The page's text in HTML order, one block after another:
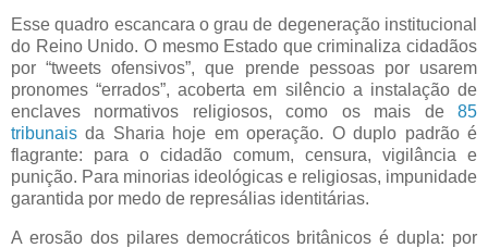
Esse quadro escancara o grau de degeneração institucional
do Reino Unido. O mesmo Estado que criminaliza cidadãos
por “tweets ofensivos”, que prende pessoas por usarem
pronomes “errados”, acoberta em silêncio a instalação de
enclaves normativos religiosos, como os mais de 85
tribunais da Sharia hoje em operação. O duplo padrão é
flagrante: para o cidadão comum, censura, vigilância e
punição. Para minorias ideológicas e religiosas, impunidade
garantida por medo de represálias identitárias.
A erosão dos pilares democráticos britânicos é dupla: por